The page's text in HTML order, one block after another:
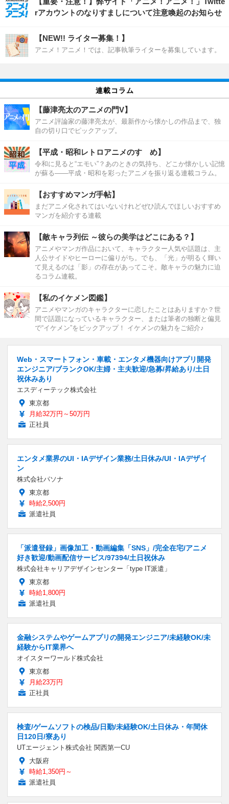
rアカウントのなりすましについて注意喚起のお知らせ
【NEW!! ライター募集！】
アニメ！アニメ！では、記事執筆ライターを募集しています。
連載コラム
【藤津亮太のアニメの門V】
アニメ評論家の藤津亮太が、最新作から懐かしの作品まで、独
自の切り口でピックアップ。
【平成・昭和レトロアニメのすゝめ】
令和に見ると“エモい”？あのときの気持ち、どこか懐かしい記憶
が蘇る――平成・昭和を彩ったアニメを振り返る連載コラム。
【おすすめマンガ手帖】
まだアニメ化されてはいないけれどぜひ読んでほしいおすすめ
マンガを紹介する連載
【敵キャラ列伝 ～彼らの美学はどこにある？】
アニメやマンガ作品において、キャラクター人気や話題は、主
人公サイドやヒーローに偏りがち。でも、「光」が明るく輝い
て見えるのは「影」の存在があってこそ。敵キャラの魅力に迫
るコラム連載。
【私のイケメン図鑑】
アニメやマンガのキャラクターに恋したことはありますか？世
間で話題になっているキャラクター、または筆者の独断と偏見
で“イケメン”をピックアップ！ イケメンの魅力をご紹介♪
Web・スマートフォン・車載・エンタメ機器向けアプリ開発
エンジニア/ブランクOK/主婦・主夫歓迎/急募/昇給あり/土日
祝休みあり
エスディーテック株式会社
東京都
月給32万円～50万円
正社員
エンタメ業界のUI・IAデザイン業務/土日休み/UI・IAデザイ
ン
株式会社パソナ
東京都
時給2,500円
派遣社員
「派遣登録」画像加工・動画編集「SNS」/完全在宅/アニメ
好き歓迎/動画配信サービス/97394/土日祝休み
株式会社キャリアデザインセンター「type IT派遣」
東京都
時給1,800円
派遣社員
金融システムやゲームアプリの開発エンジニア/未経験OK/未
経験からIT業界へ
オイスターワールド株式会社
東京都
月給23万円
正社員
検査/ゲームソフトの検品/日勤/未経験OK/土日休み・年間休
日120日/寮あり
UTエージェント株式会社 関西第一CU
大阪府
時給1,350円～
派遣社員